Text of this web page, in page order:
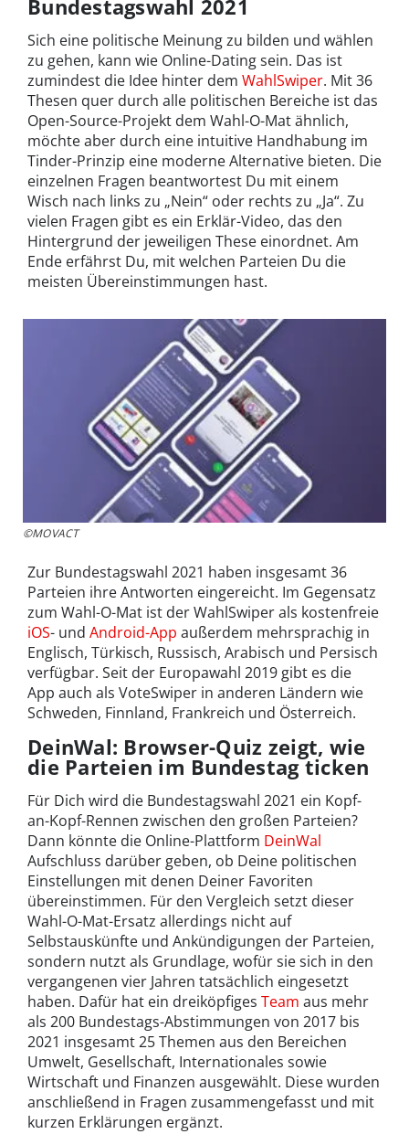
Bundestagswahl 2021
Sich eine politische Meinung zu bilden und wählen
zu gehen, kann wie Online-Dating sein. Das ist
zumindest die Idee hinter dem WahlSwiper. Mit 36
Thesen quer durch alle politischen Bereiche ist das
Open-Source-Projekt dem Wahl-O-Mat ähnlich,
möchte aber durch eine intuitive Handhabung im
Tinder-Prinzip eine moderne Alternative bieten. Die
einzelnen Fragen beantwortest Du mit einem
Wisch nach links zu „Nein“ oder rechts zu „Ja“. Zu
vielen Fragen gibt es ein Erklär-Video, das den
Hintergrund der jeweiligen These einordnet. Am
Ende erfährst Du, mit welchen Parteien Du die
meisten Übereinstimmungen hast.
©MOVACT
Zur Bundestagswahl 2021 haben insgesamt 36
Parteien ihre Antworten eingereicht. Im Gegensatz
zum Wahl-O-Mat ist der WahlSwiper als kostenfreie
iOS- und Android-App außerdem mehrsprachig in
Englisch, Türkisch, Russisch, Arabisch und Persisch
verfügbar. Seit der Europawahl 2019 gibt es die
App auch als VoteSwiper in anderen Ländern wie
Schweden, Finnland, Frankreich und Österreich.
DeinWal: Browser-Quiz zeigt, wie
die Parteien im Bundestag ticken
Für Dich wird die Bundestagswahl 2021 ein Kopf-
an-Kopf-Rennen zwischen den großen Parteien?
Dann könnte die Online-Plattform DeinWal
Aufschluss darüber geben, ob Deine politischen
Einstellungen mit denen Deiner Favoriten
übereinstimmen. Für den Vergleich setzt dieser
Wahl-O-Mat-Ersatz allerdings nicht auf
Selbstauskünfte und Ankündigungen der Parteien,
sondern nutzt als Grundlage, wofür sie sich in den
vergangenen vier Jahren tatsächlich eingesetzt
haben. Dafür hat ein dreiköpfiges Team aus mehr
als 200 Bundestags-Abstimmungen von 2017 bis
2021 insgesamt 25 Themen aus den Bereichen
Umwelt, Gesellschaft, Internationales sowie
Wirtschaft und Finanzen ausgewählt. Diese wurden
anschließend in Fragen zusammengefasst und mit
kurzen Erklärungen ergänzt.